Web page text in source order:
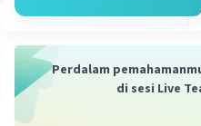
kalimat pembuka surat
Perdalam
di sesi Live